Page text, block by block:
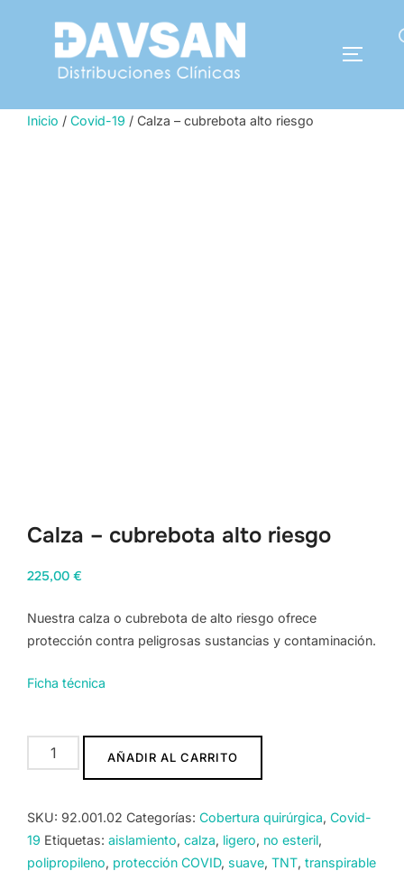
contenido
Buscar:
Inicio / Covid-19 / Calza – cubrebota alto riesgo
Calza – cubrebota alto riesgo
225,00 €
Nuestra calza o cubrebota de alto riesgo ofrece
protección contra peligrosas sustancias y contaminación.
Ficha técnica
Calza
–
alto
riesgo
cantidad
AÑADIR AL CARRITO
SKU: 92.001.02 Categorías: Cobertura quirúrgica, Covid-
19 Etiquetas: aislamiento, calza, ligero, no esteril,
polipropileno, protección COVID, suave, TNT, transpirable